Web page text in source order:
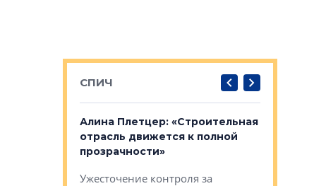
СПИЧ
поводом
Алина Плетцер: «Строительная
отрасль движется к полной
прозрачности»
Ужесточение контроля за